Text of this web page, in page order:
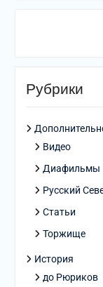
Рубрики
Видео
Диафильмы
Русский
Статьи
Торжище
История
до Рюриков